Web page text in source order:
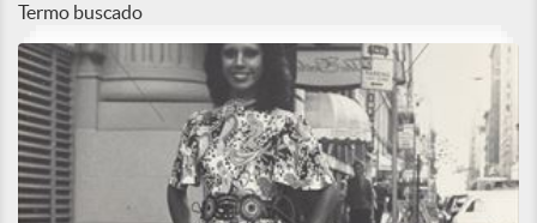
Termo buscado